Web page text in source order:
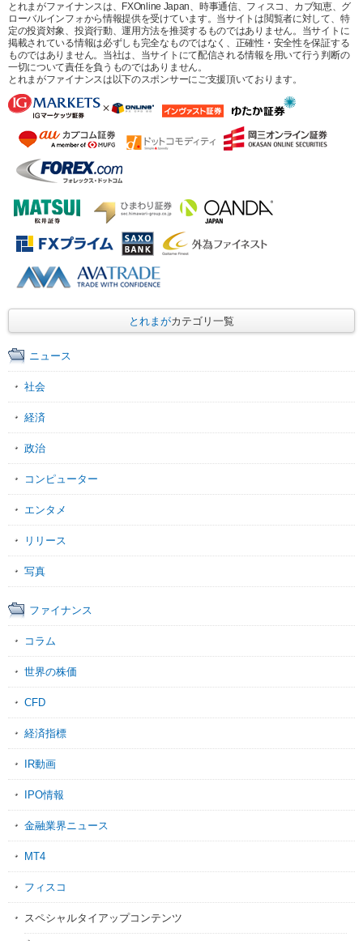
とれまがファイナンスは、FXOnline Japan、時事通信、フィスコ、カブ知恵、グ
ローバルインフォから情報提供を受けています。当サイトは閲覧者に対して、特
定の投資対象、投資行動、運用方法を推奨するものではありません。当サイトに
掲載されている情報は必ずしも完全なものではなく、正確性・安全性を保証する
ものではありません。当社は、当サイトにて配信される情報を用いて行う判断の
一切について責任を負うものではありません。
とれまがファイナンスは以下のスポンサーにご支援頂いております。
とれまがカテゴリ一覧
ニュース
社会
経済
政治
コンピューター
エンタメ
リリース
写真
ファイナンス
コラム
世界の株価
CFD
経済指標
IR動画
IPO情報
金融業界ニュース
MT4
フィスコ
スペシャルタイアップコンテンツ